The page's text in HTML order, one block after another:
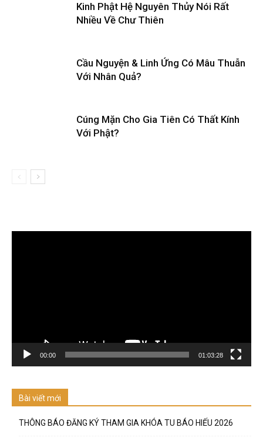
Kinh Phật Hệ Nguyên Thủy Nói Rất
Nhiều Về Chư Thiên
Cầu Nguyện & Linh Ứng Có Mâu Thuẫn
Với Nhân Quả?
Cúng Mặn Cho Gia Tiên Có Thất Kính
Với Phật?
00:00 01:03:28
Bài viết mới
THÔNG BÁO ĐĂNG KÝ THAM GIA KHÓA TU BÁO HIẾU 2026